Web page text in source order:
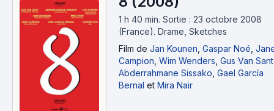
1 h 40 min. Sortie : 23 octobre 2008
(France). Drame, Sketches
Film de Jan Kounen Gaspar Noé
Campion Wim Wenders Gus Van Sant
Abderrahmane Sissako Gael García
Bernal et Mira Nair